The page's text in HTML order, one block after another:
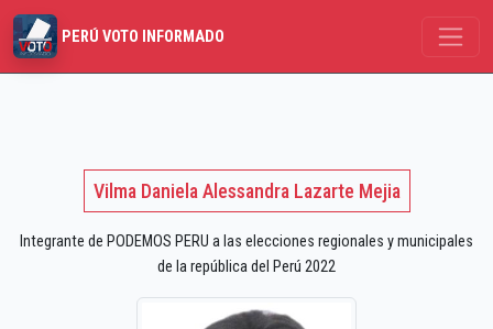
PERÚ VOTO INFORMADO
Vilma Daniela Alessandra Lazarte Mejia
Integrante de PODEMOS PERU a las elecciones regionales y municipales
de la república del Perú 2022